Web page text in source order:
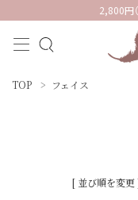
2,800円
TOP フェイス
[ 並び順を変更